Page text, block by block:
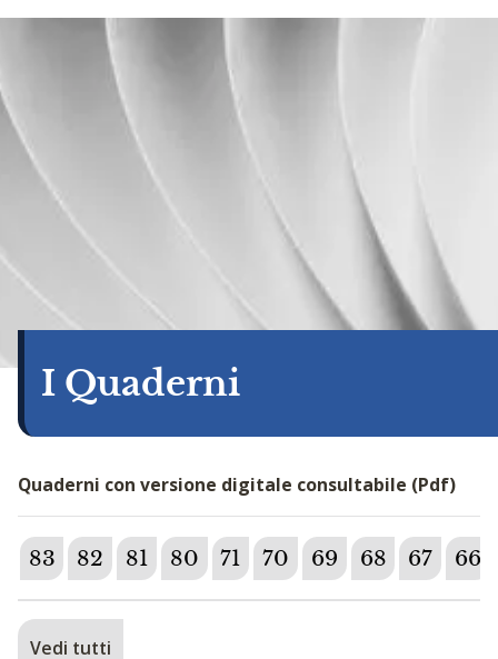
I Quaderni
Quaderni con versione digitale consultabile (Pdf)
83 82 81 80 71 70 69 68 67 66
Vedi tutti